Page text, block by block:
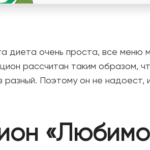
диета очень проста, все меню
рассчитан таким образом,
разный. Поэтому он не надоест,